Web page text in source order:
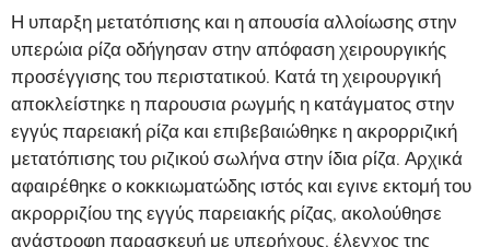
Η υπαρξη μετατόπισης και η απουσία αλλοίωσης στην
υπερώια ρίζα οδήγησαν στην απόφαση χειρουργικής
προσέγγισης του περιστατικού. Κατά τη χειρουργική
αποκλείστηκε η παρουσια ρωγμής η κατάγματος στην
εγγύς παρειακή ρίζα και επιβεβαιώθηκε η ακρορριζική
μετατόπισης του ριζικού σωλήνα στην ίδια ρίζα. Αρχικά
αφαιρέθηκε ο κοκκιωματώδης ιστός και εγινε εκτομή του
ακρορριζίου της εγγύς παρειακής ρίζας, ακολούθησε
ανάστροφη παρασκευή με υπερήχους, έλεγχος της